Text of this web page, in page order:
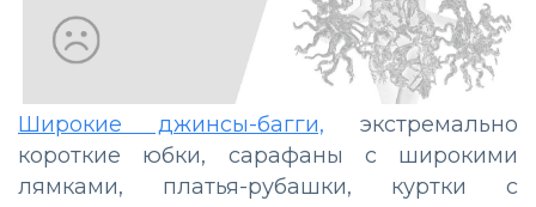
Широкие джинсы-багги, экстремально
короткие юбки, сарафаны с широкими
лямками, платья-рубашки, куртки с